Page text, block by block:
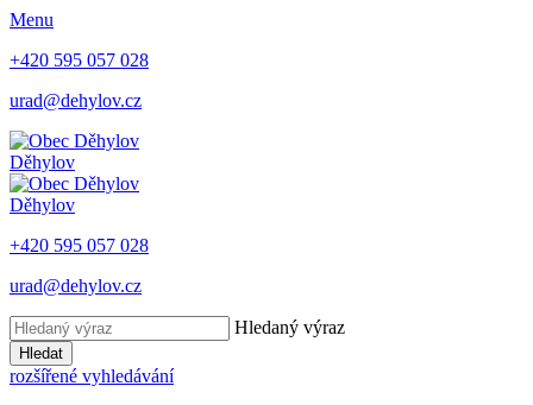
Menu
+420 595 057 028
urad@dehylov.cz
Děhylov
Děhylov
+420 595 057 028
urad@dehylov.cz
Hledaný výraz
Hledat
rozšířené vyhledávání